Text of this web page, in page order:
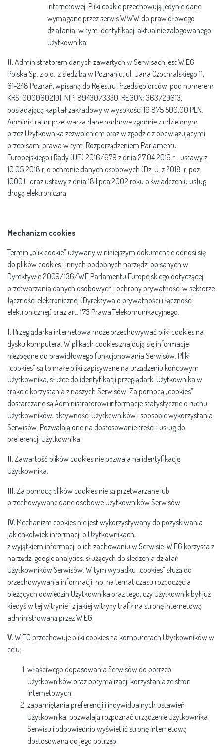
internetowej. Pliki cookie przechowują jedynie dane
wymagane przez serwis WWW do prawidłowego
działania, w tym identyfikacji aktualnie zalogowanego
Użytkownika.
II. Administratorem danych zawartych w Serwisach jest W.EG
Polska Sp. z o.o. z siedzibą w Poznaniu, ul. Jana Czochralskiego 11,
61-248 Poznań, wpisaną do Rejestru Przedsiębiorców pod numerem
KRS: 0000602101, NIP: 8943073330, REGON: 363729613,
posiadającą kapitał zakładowy w wysokości 19 875 500,00 PLN.
Administrator przetwarza dane osobowe zgodnie z udzielonym
przez Użytkownika zezwoleniem oraz w zgodzie z obowiązującymi
przepisami prawa w tym: Rozporządzeniem Parlamentu
Europejskiego i Rady (UE) 2016/679 z dnia 27.04.2016 r. , ustawy z
10.05.2018 r. o ochronie danych osobowych (Dz. U. z 2018 r. poz.
1000) oraz ustawy z dnia 18 lipca 2002 roku o świadczeniu usług
drogą elektroniczną.
Mechanizm cookies
Termin „plik cookie” używany w niniejszym dokumencie odnosi się
do plików cookies i innych podobnych narzędzi opisanych w
Dyrektywie 2009/136/WE Parlamentu Europejskiego dotyczącej
przetwarzania danych osobowych i ochrony prywatności w sektorze
łączności elektronicznej (Dyrektywa o prywatności i łączności
elektronicznej) oraz art. 173 Prawa Telekomunikacyjnego.
I. Przeglądarka internetowa może przechowywać pliki cookies na
dysku komputera. W plikach cookies znajdują się informacje
niezbędne do prawidłowego funkcjonowania Serwisów. Pliki
„cookies” są to małe pliki zapisywane na urządzeniu końcowym
Użytkownika, służce do identyfikacji przeglądarki Użytkownika w
trakcie korzystania z naszych Serwisów. Za pomocą „cookies”
dostarczane są Administratorowi informacje statystyczne o ruchu
Użytkowników, aktywności Użytkowników i sposobie wykorzystania
Serwisów. Pozwalają one na dostosowanie treści i usług do
preferencji Użytkownika.
II. Zawartość plików cookies nie pozwala na identyfikację
Użytkownika.
III. Za pomocą plików cookies nie są przetwarzane lub
przechowywane dane osobowe Użytkowników Serwisów.
IV. Mechanizm cookies nie jest wykorzystywany do pozyskiwania
jakichkolwiek informacji o Użytkownikach,
z wyjątkiem informacji o ich zachowaniu w Serwisie. W.EG korzysta z
narzędzi google analytics. służących do śledzenia działań
Użytkowników Serwisów. W tym wypadku „cookies” służą do
przechowywania informacji, np. na temat czasu rozpoczęcia
bieżących odwiedzin Użytkownika oraz tego, czy Użytkownik był już
kiedyś w tej witrynie i z jakiej witryny trafił na stronę internetową
administrowaną przez W.EG.
V. W.EG przechowuje pliki cookies na komputerach Użytkowników w
celu:
właściwego dopasowania Serwisów do potrzeb
Użytkowników oraz optymalizacji korzystania ze stron
internetowych;
zapamiętania preferencji i indywidualnych ustawień
Użytkownika, pozwalają rozpoznać urządzenie Użytkownika
Serwisu i odpowiednio wyświetlić stronę internetową
dostosowaną do jego potrzeb;